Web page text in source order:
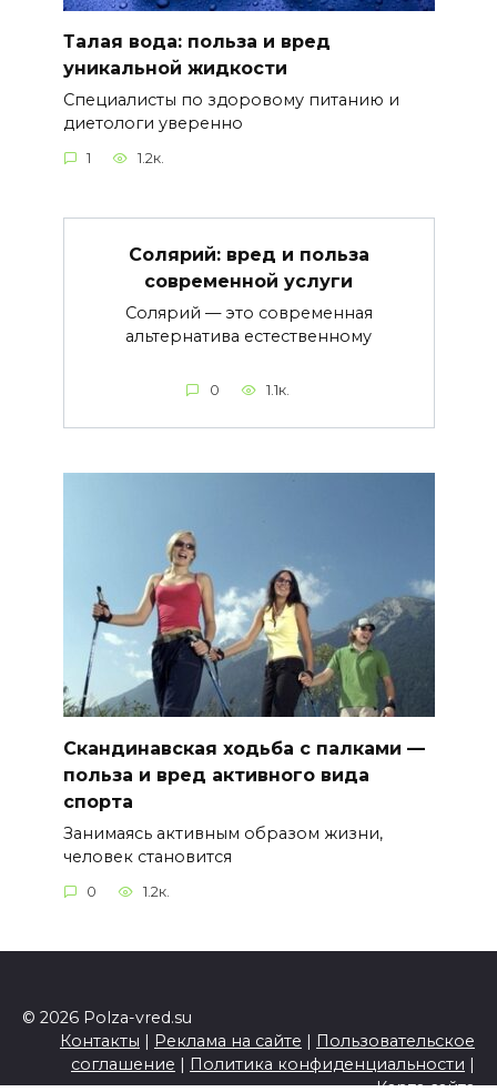
Талая вода: польза и вред
уникальной жидкости
Специалисты по здоровому питанию и
диетологи уверенно
1 1.2к.
Солярий: вред и польза
современной услуги
Солярий — это современная
альтернатива естественному
0 1.1к.
Скандинавская ходьба с палками —
польза и вред активного вида
спорта
Занимаясь активным образом жизни,
человек становится
0 1.2к.
© 2026 Polza-vred.su
Контакты | Реклама на сайте | Пользовательское
соглашение | Политика конфиденциальности |
Карта сайта